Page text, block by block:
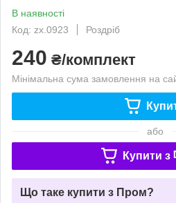
В наявності
Код: zx.0923
Роздріб
240 ₴/комплект
Мінімальна сума замовлення на
або
Купити з
Що таке купити з Пром?